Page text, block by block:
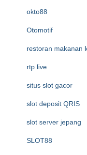
okto88
Otomotif
restoran makanan
rtp live
situs slot gacor
slot deposit QRIS
slot server jepang
SLOT88